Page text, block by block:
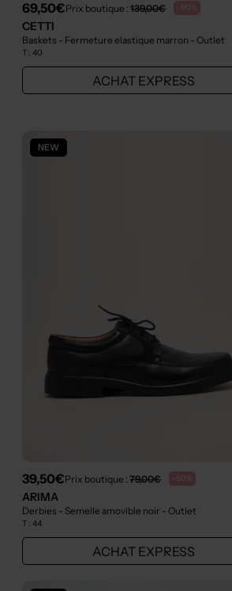
69,50€Prix boutique :139,00€ -50%
CETTI
Baskets - Fermeture elastique marron - Outlet
T :40
ACHAT EXPRESS
NEW
39,50€Prix boutique :79,00€ -50%
ARIMA
Derbies - Semelle amovible noir - Outlet
T :44
ACHAT EXPRESS